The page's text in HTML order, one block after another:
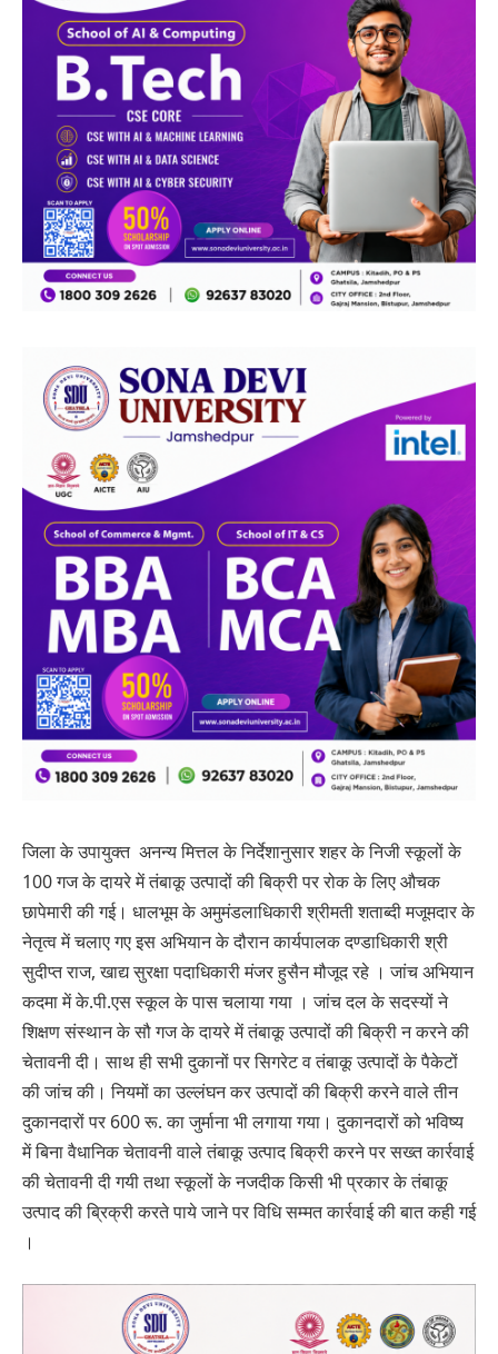
जिला के उपायुक्त अनन्य मित्तल के निर्देशानुसार शहर के निजी स्कूलों के
100 गज के दायरे में तंबाकू उत्पादों की बिक्री पर रोक के लिए औचक
छापेमारी की गई। धालभूम के अमुमंडलाधिकारी श्रीमती शताब्दी मजूमदार के
नेतृत्व में चलाए गए इस अभियान के दौरान कार्यपालक दण्डाधिकारी श्री
सुदीप्त राज, खाद्य सुरक्षा पदाधिकारी मंजर हुसैन मौजूद रहे । जांच अभियान
कदमा में के.पी.एस स्कूल के पास चलाया गया । जांच दल के सदस्यों ने
शिक्षण संस्थान के सौ गज के दायरे में तंबाकू उत्पादों की बिक्री न करने की
चेतावनी दी। साथ ही सभी दुकानों पर सिगरेट व तंबाकू उत्पादों के पैकेटों
की जांच की। नियमों का उल्लंघन कर उत्पादों की बिक्री करने वाले तीन
दुकानदारों पर 600 रू. का जुर्माना भी लगाया गया। दुकानदारों को भविष्य
में बिना वैधानिक चेतावनी वाले तंबाकू उत्पाद बिक्री करने पर सख्त कार्रवाई
की चेतावनी दी गयी तथा स्कूलों के नजदीक किसी भी प्रकार के तंबाकू
उत्पाद की ब्रिक्री करते पाये जाने पर विधि सम्मत कार्रवाई की बात कही गई
।